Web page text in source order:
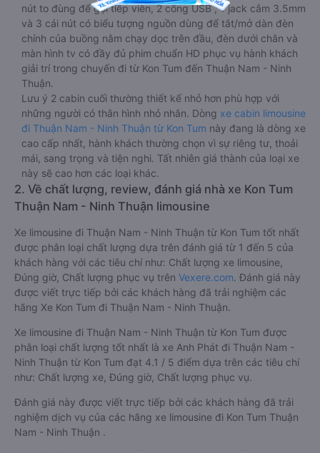
nút to đùng để gọi tiếp viên, 2 cổng USB , 1 jack cắm 3.5mm
và 3 cái nút có biểu tượng nguồn dùng để tắt/mở dàn đèn
chính của buồng nằm chạy dọc trên đầu, đèn dưới chân và
màn hình tv có đầy đủ phim chuẩn HD phục vụ hành khách
giải trí trong chuyến đi từ Kon Tum đến Thuận Nam - Ninh
Thuận.
Lưu ý 2 cabin cuối thường thiết kế nhỏ hơn phù hợp với
những người có thân hình nhỏ nhắn. Dòng xe cabin limousine
đi Thuận Nam - Ninh Thuận từ Kon Tum này đang là dòng xe
cao cấp nhất, hành khách thường chọn vì sự riêng tư, thoải
mái, sang trọng và tiện nghi. Tất nhiên giá thành của loại xe
này sẽ cao hơn các loại khác.
2. Về chất lượng, review, đánh giá nhà xe Kon Tum
Thuận Nam - Ninh Thuận limousine
Xe limousine đi Thuận Nam - Ninh Thuận từ Kon Tum tốt nhất
được phân loại chất lượng dựa trên đánh giá từ 1 đến 5 của
khách hàng với các tiêu chí như: Chất lượng xe limousine,
Đúng giờ, Chất lượng phục vụ trên Vexere.com. Đánh giá này
được viết trực tiếp bởi các khách hàng đã trải nghiệm các
hãng Xe Kon Tum đi Thuận Nam - Ninh Thuận.
Xe limousine đi Thuận Nam - Ninh Thuận từ Kon Tum được
phân loại chất lượng tốt nhất là xe Anh Phát đi Thuận Nam -
Ninh Thuận từ Kon Tum đạt 4.1 / 5 điểm dựa trên các tiêu chí
như: Chất lượng xe, Đúng giờ, Chất lượng phục vụ.
Đánh giá này được viết trực tiếp bởi các khách hàng đã trải
nghiệm dịch vụ của các hãng xe limousine đi Kon Tum Thuận
Nam - Ninh Thuận .